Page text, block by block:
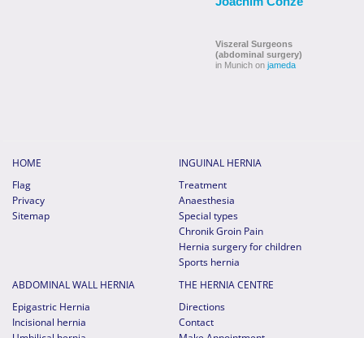
Viszeral Surgeons
(abdominal surgery)
in Munich on jameda
HOME
Flag
Privacy
Sitemap
INGUINAL HERNIA
Treatment
Anaesthesia
Special types
Chronik Groin Pain
Hernia surgery for children
Sports hernia
ABDOMINAL WALL HERNIA
Epigastric Hernia
Incisional hernia
THE HERNIA CENTRE
Directions
Contact